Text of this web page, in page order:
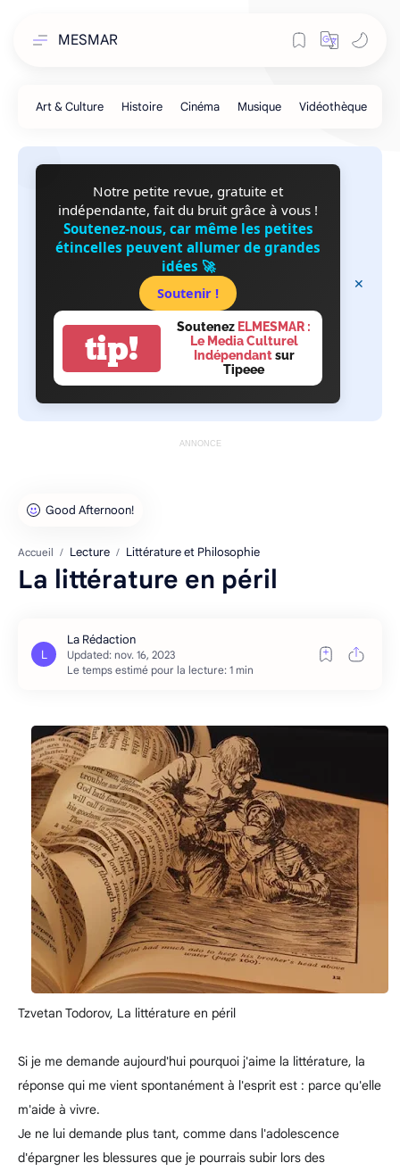
MESMAR
Notre petite revue, gratuite et
indépendante, fait du bruit grâce à vous !
Soutenez-nous, car même les petites
étincelles peuvent allumer de grandes
idées 🚀
Soutenir !
tip!
Soutenez ELMESMAR :
Le Media Culturel
Indépendantsur
Tipeee
ANNONCE
Accueil Lecture Littérature et Philosophie
La littérature en péril
Le temps estimé pour la lecture: 1 min
Tzvetan Todorov, La littérature en péril
Si je me demande aujourd'hui pourquoi j'aime la littérature, la
réponse qui me vient spontanément à l'esprit est : parce qu'elle
m'aide à vivre.
Je ne lui demande plus tant, comme dans l'adolescence
d'épargner les blessures que je pourrais subir lors des